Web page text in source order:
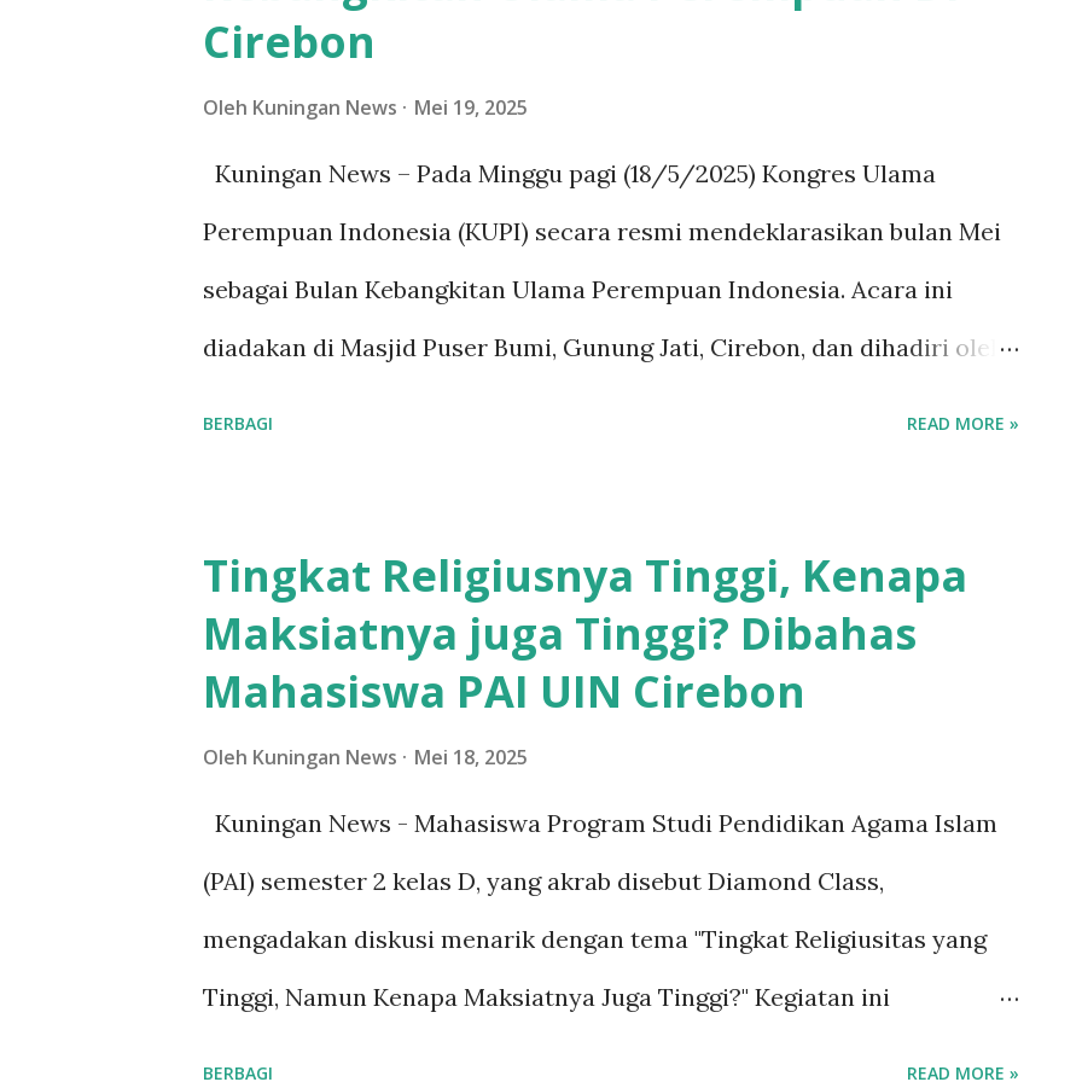
Kuningan berada di bawah kekuasaan Keraton Pakungwati. Proses
penyatuan Kuningan ke dalam wilayah Kesultanan Pakungwati
berlangsung damai, berkat strategi politik kekerabatan yang diterapkan
oleh Sunan Gunung Jati. Setelah dilantik, Arya Kamuning segera
menuju ibu kota kerajaannya di Luragung untuk meneruskan tahta
ayahnya. Beliau ...
Cirebon
Oleh Kuningan News Mei 19, 2025
Kuningan News – Pada Minggu pagi (18/5/2025) Kongres Ulama
Perempuan Indonesia (KUPI) secara resmi mendeklarasikan bulan Mei
sebagai Bulan Kebangkitan Ulama Perempuan Indonesia. Acara ini
diadakan di Masjid Puser Bumi, Gunung Jati, Cirebon, dan dihadiri oleh
keagamaan dan sosial. Ketua Majelis Dzikir dan Pikir Puser Bumi Rieke
Diah Pitaloka menyampaikan pentingnya mengambil teladan dari para
ulama perempuan. “Nyai Syarifah Mudaim telah ajarkan kepada kami
keturunannya jiwa cahaya Islam yang pantang menyerah, yang akan
menuntun kesehatan, keselamatan, dan kebahagiaan di dalam
perjuangan,” tutur Rieke dalam sambutannya. Tak hanya itu, Sekretaris
Majelis Musyawarah KUPI menyebut pentingnya hari kebangkitan
dikaitkan dengan isu-isu kemanusiaan. “Kebangkitan nasional
BERBAGI READ MORE »
Tingkat Religiusnya Tinggi, Kenapa
Maksiatnya juga Tinggi? Dibahas
Mahasiswa PAI UIN Cirebon
Oleh Kuningan News Mei 18, 2025
Kuningan News - Mahasiswa Program Studi Pendidikan Agama Islam
(PAI) semester 2 kelas D, yang akrab disebut Diamond Class,
mengadakan diskusi menarik dengan tema "Tingkat Religiusitas yang
Tinggi, Namun Kenapa Maksiatnya Juga Tinggi?" Kegiatan ini
BERBAGI READ MORE »